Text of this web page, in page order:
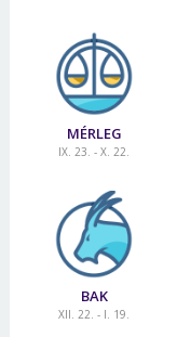
MÉRLEG
IX. 23. - X. 22.
BAK
XII. 22. - I. 19.